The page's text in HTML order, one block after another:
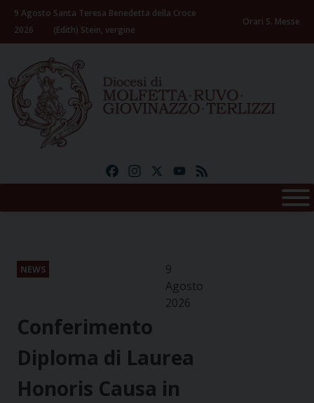
Skip
content
9 Agosto
2026
Santa Teresa Benedetta della Croce
(Edith) Stein, vergine
Orari S. Messe
FacebookInstagramYouTube
NEWS
9
Agosto
2026
Conferimento
Diploma di Laurea
Honoris Causa in